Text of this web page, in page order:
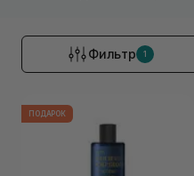
Фильтр 1
ПОДАРОК